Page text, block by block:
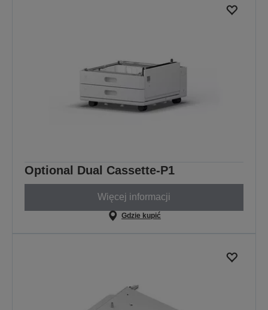
Optional Dual Cassette-P1
Więcej informacji
Gdzie kupić